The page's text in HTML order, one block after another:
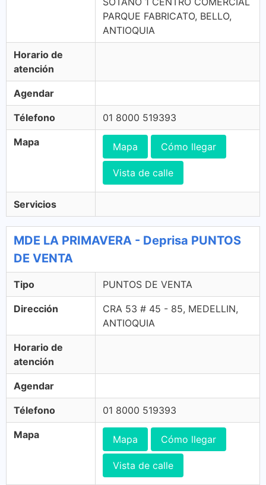
PARQUE FABRICATO, BELLO,
ANTIOQUIA
Horario de
atención
Agendar
Télefono 01 8000 519393
Mapa Mapa Cómo llegar
Vista de calle
Servicios
MDE LA PRIMAVERA - Deprisa PUNTOS
DE VENTA
Tipo PUNTOS DE VENTA
Dirección
CRA 53 # 45 - 85, MEDELLIN,
ANTIOQUIA
Horario de
atención
Agendar
Télefono 01 8000 519393
Mapa Mapa Cómo llegar
Vista de calle